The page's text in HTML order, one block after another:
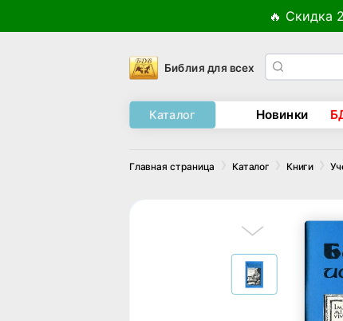
🔥 Скидка
Библия для всех
Каталог Новинки
Главная страница Каталог Книги